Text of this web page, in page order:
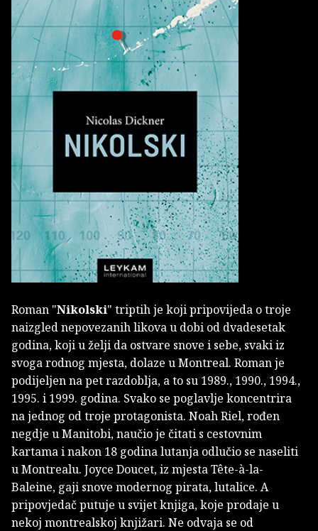
Roman "Nikolski" triptih je koji pripovijeda o troje
naizgled nepovezanih likova u dobi od dvadesetak
godina, koji u želji da ostvare snove i sebe, svaki iz
svoga rodnog mjesta, dolaze u Montreal. Roman je
podijeljen na pet razdoblja, a to su 1989., 1990., 1994.,
1995. i 1999. godina. Svako se poglavlje koncentrira
na jednog od troje protagonista. Noah Riel, rođen
negdje u Manitobi, naučio je čitati s cestovnim
kartama i nakon 18 godina lutanja odlučio se naseliti
u Montrealu. Joyce Doucet, iz mjesta Tête-à-la-
Baleine, gaji snove modernog pirata, lutalice. A
pripovjedač putuje u svijet knjiga, koje prodaje u
nekoj montrealskoj knjižari. Ne odvaja se od